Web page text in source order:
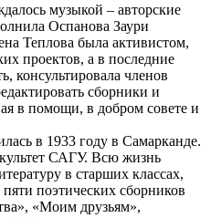
музыкой – авторские
Оспанова Заури
Теплова была активистом,
проектов, а в последние
консультировала членов
сборники и
в помощи, в добром совете и
в 1933 году в Самарканде.
САГУ. Всю жизнь
в старших классах,
поэтических сборников
«Моим друзьям»,